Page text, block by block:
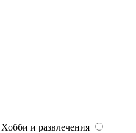
Хобби и развлечения